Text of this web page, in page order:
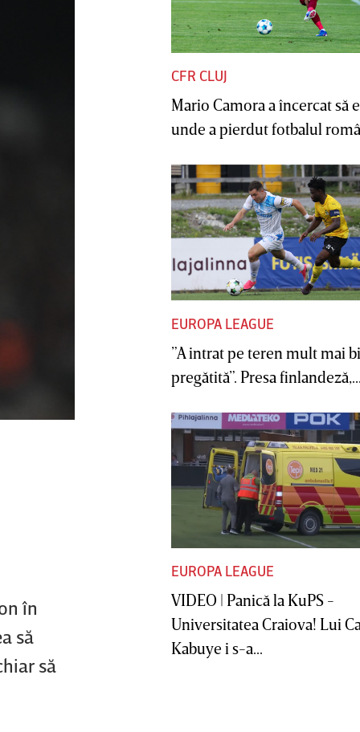
în
să
să
CFR CLUJ
Mario Camora a încercat să
unde a pierdut fotbalul
EUROPA LEAGUE
”A intrat pe teren mult mai
pregătită”. Presa
EUROPA LEAGUE
VIDEO | Panică la KuPS -
Universitatea Craiova! Lui
Kabuye i s-a...